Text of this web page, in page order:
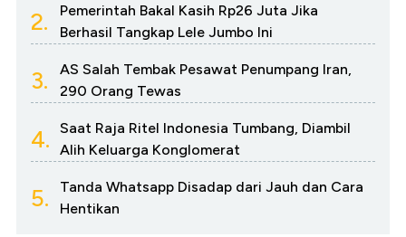
2.
Pemerintah Bakal Kasih Rp26 Juta Jika
Berhasil Tangkap Lele Jumbo Ini
3.
AS Salah Tembak Pesawat Penumpang Iran,
290 Orang Tewas
4.
Saat Raja Ritel Indonesia Tumbang, Diambil
Alih Keluarga Konglomerat
5.
Tanda Whatsapp Disadap dari Jauh dan Cara
Hentikan